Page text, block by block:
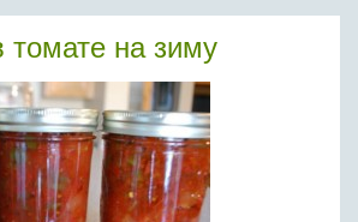
томате на зиму